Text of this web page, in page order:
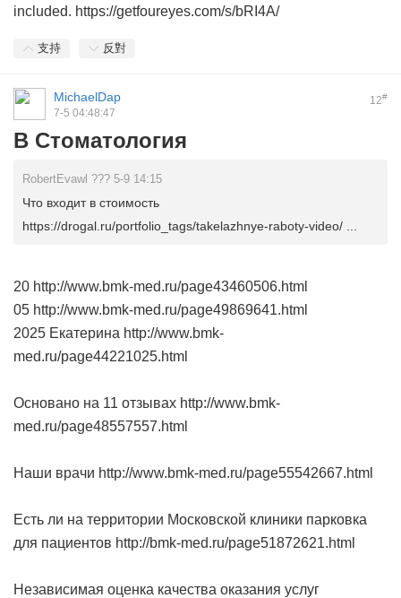
included. https://getfoureyes.com/s/bRI4A/
支持 反對
12#
MichaelDap
7-5 04:48:47
В Стоматология
RobertEvawl ??? 5-9 14:15
Что входит в стоимость
https://drogal.ru/portfolio_tags/takelazhnye-raboty-video/ ...
20 http://www.bmk-med.ru/page43460506.html
05 http://www.bmk-med.ru/page49869641.html
2025 Екатерина http://www.bmk-
med.ru/page44221025.html
Основано на 11 отзывах http://www.bmk-
med.ru/page48557557.html
Наши врачи http://www.bmk-med.ru/page55542667.html
Есть ли на территории Московской клиники парковка
для пациентов http://bmk-med.ru/page51872621.html
Независимая оценка качества оказания услуг